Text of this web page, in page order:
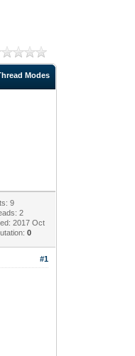
Modes
9
2
2017 Oct
0
#1